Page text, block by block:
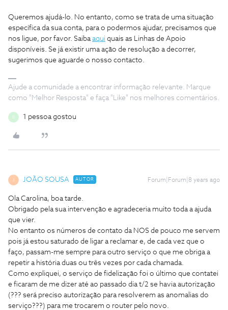
Queremos ajudá-lo. No entanto, como se trata de uma situação
específica da sua conta, para o podermos ajudar, precisamos que
nos ligue, por favor. Saibaaqui quais as Linhas de Apoio
disponíveis. Se já existir uma ação de resolução a decorrer,
sugerimos que aguarde o nosso contacto.
Ajude a comunidade a encontrar informação relevante. Marque
como "Melhor Resposta" e faça "Like" nos melhores comentários.
1 pessoa gostou
JOÃO SOUSA AUTOR Forum|Forum|8 years ago
Ola Carolina, boa tarde.
Obrigado pela sua intervenção e agradeceria muito toda a ajuda
que vier.
No entanto os números de contato da NOS de pouco me servem
pois já estou saturado de ligar a reclamar e, de cada vez que o
faço, passam-me sempre para outro serviço o que me obriga a
repetir a história duas ou três vezes por cada chamada.
Como expliquei, o serviço de fidelização foi o último que contatei
e ficaram de me dizer até ao passado dia t/2 se havia autorização
(??? será preciso autorização para resolverem as anomalias do
serviço???) para me trocarem o router pelo novo.